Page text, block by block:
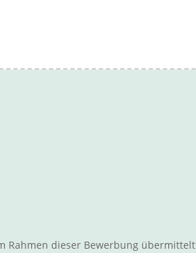
Rahmen dieser Bewerbung